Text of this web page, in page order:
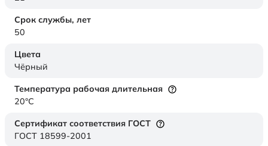
Срок службы, лет
50
Цвета
Чёрный
Температура рабочая длительная
20°C
Сертификат соответствия ГОСТ
ГОСТ 18599-2001